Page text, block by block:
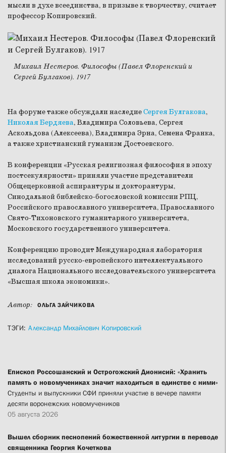
мысли в духе всеединства, в призыве к творчеству, считает
профессор Копировский.
Михаил Нестеров. Философы (Павел Флоренский и
Сергей Булгаков). 1917
На форуме также обсуждали наследиеСергея Булгакова,
Николая Бердяева, Владимира Соловьева, Сергея
Аскольдова (Алексеева), Владимира Эрна, Семена Франка,
а также христианский гуманизм Достоевского.
В конференции «Русская религиозная философия в эпоху
постсекулярности» приняли участие представители
Общецерковной аспирантуры и докторантуры,
Синодальной библейско-богословской комиссии РПЦ,
Российского православного университета, Православного
Свято-Тихоновского гуманитарного университета,
Московского государственного университета.
Конференцию проводит Международная лаборатория
исследований русско-европейского интеллектуального
диалога Национального исследовательского университета
«Высшая школа экономики».
Автор: ОЛЬГА ЗАЙЧИКОВА
ТЭГИ: Александр Михайлович Копировский
Епископ Россошанский и Острогожский Дионисий: «Хранить
память о новомучениках значит находиться в единстве с ними»
Студенты и выпускники СФИ приняли участие в вечере памяти
десяти воронежских новомучеников
05 августа 2026
Вышел сборник песнопений божественной литургии в переводе
священника Георгия Кочеткова